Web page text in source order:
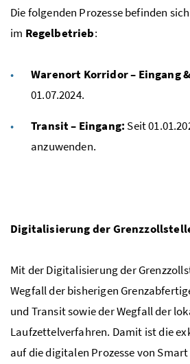
Die folgenden Prozesse befinden
im Regelbetrieb:
Warenort Korridor – Eingang
01.07.2024.
Transit – Eingang: Seit
anzuwenden.
Digitalisierung der
Mit der Digitalisierung der
Wegfall der bisherigen
und Transit sowie der Wegfall der
Laufzettelverfahren. Damit ist die
auf die digitalen Prozesse von